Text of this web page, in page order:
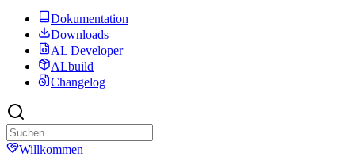
Dokumentation
Downloads
AL Developer
ALbuild
Changelog
Willkommen